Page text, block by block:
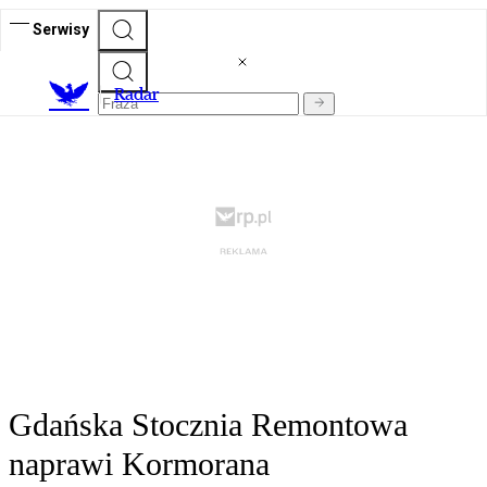
Serwisy
Radar
Gdańska Stocznia Remontowa
naprawi Kormorana